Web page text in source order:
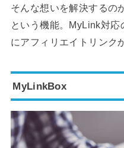
そんな想いを解決するの
という機能。MyLink対
にアフィリエイトリンク
MyLinkBox